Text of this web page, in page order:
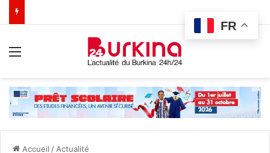
Accueil / Actualité
FR